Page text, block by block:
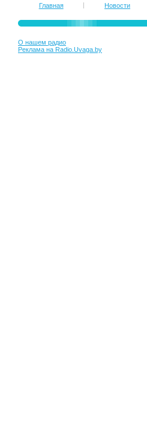
Главная Новости
О нашем радио
Реклама на Radio.Uvaga.by